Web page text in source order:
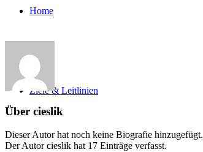
Home
Ziele & Leitlinien
Über cieslik
Dieser Autor hat noch keine Biografie hinzugefügt.
Der Autorcieslik hat 17 Einträge verfasst.